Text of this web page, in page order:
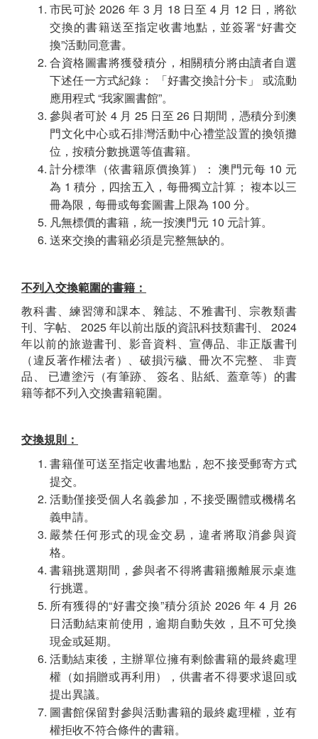
市民可於 2026 年 3 月 18 日至 4 月 12 日，將欲
交換的書籍送至指定收書地點，並簽署“好書交
換”活動同意書。
合資格圖書將獲發積分，相關積分將由讀者自選
下述任一方式紀錄： 「好書交換計分卡」 或流動
應用程式 “我家圖書館”。
參與者可於 4 月 25 日至 26 日期間，憑積分到澳
門文化中心或石排灣活動中心禮堂設置的換領攤
位，按積分數挑選等值書籍。
計分標準（依書籍原價換算）： 澳門元每 10 元
為 1 積分，四捨五入，每冊獨立計算； 複本以三
冊為限，每冊或每套圖書上限為 100 分。
凡無標價的書籍，統一按澳門元 10 元計算。
送來交換的書籍必須是完整無缺的。
不列入交換範圍的書籍：
教科書、練習簿和課本、雜誌、不雅書刊、宗教類書
刊、字帖、 2025 年以前出版的資訊科技類書刊、 2024
年以前的旅遊書刊、影音資料、宣傳品、非正版書刊
（違反著作權法者）、破損污穢、冊次不完整、 非賣
品、 已遭塗污（有筆跡、 簽名、貼紙、蓋章等）的書
籍等都不列入交換書籍範圍。
交換規則：
書籍僅可送至指定收書地點，恕不接受郵寄方式
提交。
活動僅接受個人名義參加，不接受團體或機構名
義申請。
嚴禁任何形式的現金交易，違者將取消參與資
格。
書籍挑選期間，參與者不得將書籍搬離展示桌進
行挑選。
所有獲得的“好書交換”積分須於 2026 年 4 月 26
日活動結束前使用，逾期自動失效，且不可兌換
現金或延期。
活動結束後，主辦單位擁有剩餘書籍的最終處理
權（如捐贈或再利用），供書者不得要求退回或
提出異議。
圖書館保留對參與活動書籍的最終處理權，並有
權拒收不符合條件的書籍。